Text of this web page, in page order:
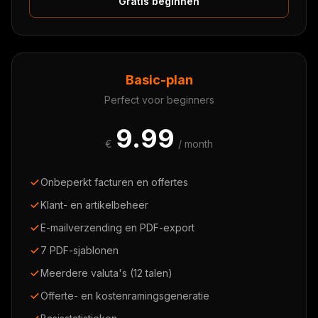
Basic-plan
Perfect voor beginners
€ 9.99 / month
Onbeperkt facturen en offertes
Klant- en artikelbeheer
E-mailverzending en PDF-export
7 PDF-sjablonen
Meerdere valuta's (12 talen)
Offerte- en kostenramingsgeneratie